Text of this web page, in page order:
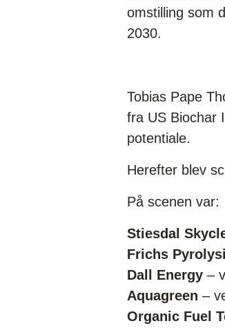
omstilling som
2030.
Tobias Pape
fra US Biochar
potentiale.
Herefter blev
På scenen var:
Stiesdal
Frichs
Dall Energy –
Aquagreen –
Organic Fuel